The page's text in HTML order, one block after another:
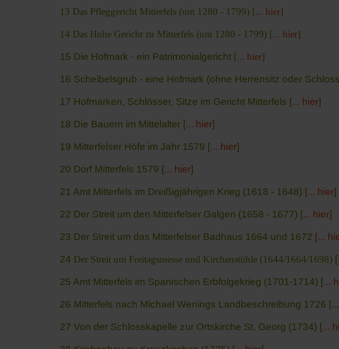
13 Das Pfleggericht Mitterfels (um 1280 - 1799) [... hier]
14 Das Hohe Gericht zu Mitterfels (um 1280 - 1799) [... hier]
15 Die Hofmark - ein Patrimonialgericht [... hier]
16 Scheibelsgrub - eine Hofmark (ohne Herrensitz oder
17 Hofmarken, Schlösser, Sitze im Gericht Mitterfels [... hier]
18 Die Bauern im Mittelalter [... hier]
19 Mitterfelser Höfe im Jahr 1579 [... hier]
20 Dorf Mitterfels 1579 [... hier]
21 Amt Mitterfels im Dreißigjährigen Krieg (1618 - 1648) [... hier]
22 Der Streit um den Mitterfelser Galgen (1658 - 1677) [... hier]
23 Der Streit um das Mitterfelser Badhaus 1664 und 1672 [...
24 Der Streit um Freitagsmesse und Kirchenstühle (1644/1664/1698) [
25 Amt Mitterfels im Spanischen Erbfolgekrieg (1701-1714) [...
26 Mitterfels nach Michael Wenings Landbeschreibung 1726 [
27 Von der Schlosskapelle zur Ortskirche St. Georg (1734) [...